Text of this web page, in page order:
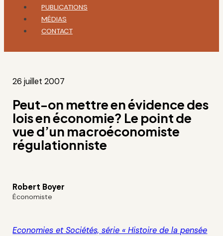
PUBLICATIONS
MÉDIAS
CONTACT
26 juillet 2007
Peut-on mettre en évidence des
lois en économie? Le point de
vue d’un macroéconomiste
régulationniste
Robert Boyer
Économiste
Economies et Sociétés, série « Histoire de la pensée